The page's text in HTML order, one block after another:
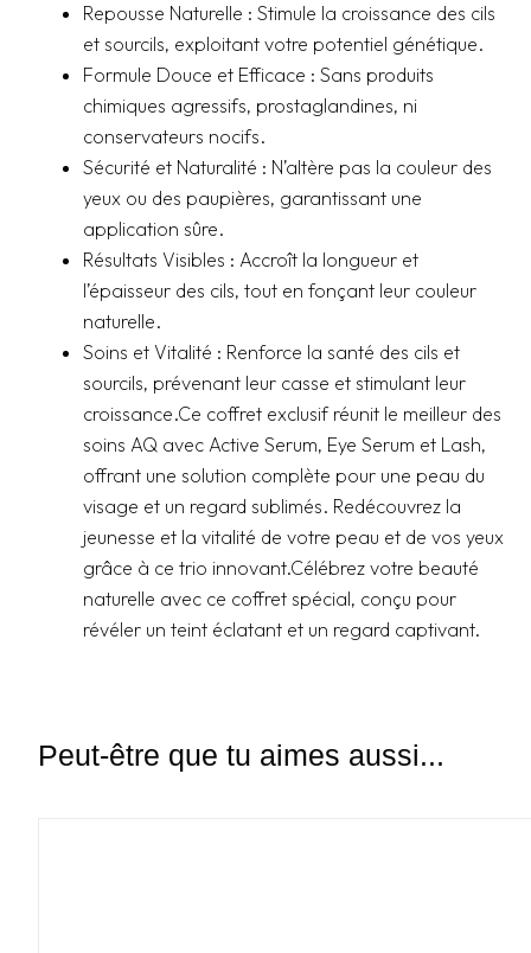
Repousse Naturelle : Stimule la croissance des cils
et sourcils, exploitant votre potentiel génétique.
Formule Douce et Efficace : Sans produits
chimiques agressifs, prostaglandines, ni
conservateurs nocifs.
Sécurité et Naturalité : N’altère pas la couleur des
yeux ou des paupières, garantissant une
application sûre.
Résultats Visibles : Accroît la longueur et
l’épaisseur des cils, tout en fonçant leur couleur
naturelle.
Soins et Vitalité : Renforce la santé des cils et
sourcils, prévenant leur casse et stimulant leur
croissance.Ce coffret exclusif réunit le meilleur des
soins AQ avec Active Serum, Eye Serum et Lash,
offrant une solution complète pour une peau du
visage et un regard sublimés. Redécouvrez la
jeunesse et la vitalité de votre peau et de vos yeux
grâce à ce trio innovant.Célébrez votre beauté
naturelle avec ce coffret spécial, conçu pour
révéler un teint éclatant et un regard captivant.
Peut-être que tu aimes aussi...